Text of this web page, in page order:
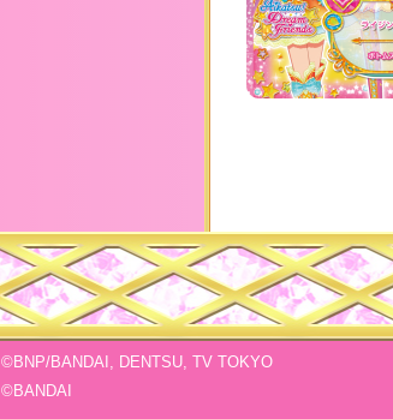
©BNP/BANDAI, DENTSU, TV TOKYO
©BANDAI